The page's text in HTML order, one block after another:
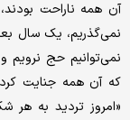
آن همه ناراحت
نمی‌گذریم، یک سال
نمی‌توانیم حج نرویم
«امروز تردید به هر